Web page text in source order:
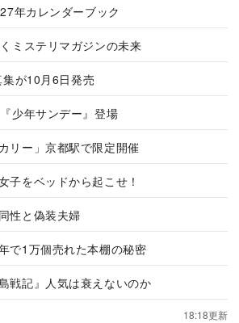
年カレンダーブック
ミステリマガジンの未来
が10月6日発売
少年サンデー』登場
リー」京都駅で限定開催
子をベッドから起こせ！
性と偽装夫婦
で1万個売れた本棚の秘密
戦記』人気は衰えないのか
18:18更新